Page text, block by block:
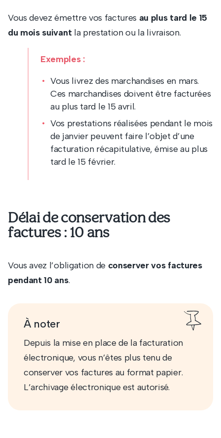
Vous devez émettre vos factures au plus tard le 15
du mois suivant la prestation ou la livraison.
Exemples :
Vous livrez des marchandises en mars.
Ces marchandises doivent être facturées
au plus tard le 15 avril.
Vos prestations réalisées pendant le mois
de janvier peuvent faire l’objet d’une
facturation récapitulative, émise au plus
tard le 15 février.
Délai de conservation des
factures : 10 ans
Vous avez l’obligation de conserver vos factures
pendant 10 ans.
À noter
Depuis la mise en place de la facturation
électronique, vous n’êtes plus tenu de
conserver vos factures au format papier.
L’archivage électronique est autorisé.